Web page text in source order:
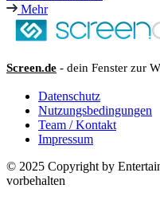
Mehr
Screen.de - dein Fenster zur
Datenschutz
Nutzungsbedingungen
Team / Kontakt
Impressum
© 2025 Copyright by
vorbehalten